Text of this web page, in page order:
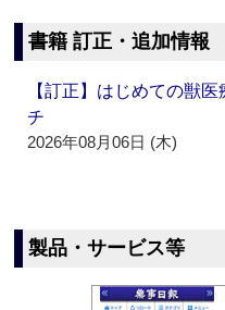
書籍 訂正・追加情報
【訂正】はじめての獣
チ
2026年08月06日 (木)
製品・サービス等